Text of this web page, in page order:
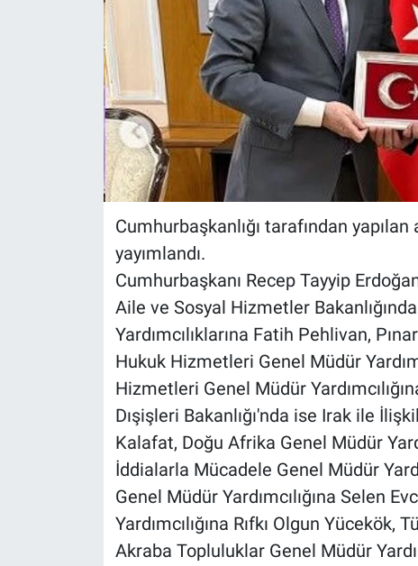
Cumhurbaşkanlığı tarafından
yayımlandı.
Cumhurbaşkanı Recep Tayyip
Aile ve Sosyal Hizmetler
Yardımcılıklarına Fatih Pehlivan,
Hukuk Hizmetleri Genel Müdür
Hizmetleri Genel Müdür
Dışişleri Bakanlığı'nda ise Irak ile
Kalafat, Doğu Afrika Genel Müdür
İddialarla Mücadele Genel Müdür
Genel Müdür Yardımcılığına Selen
Yardımcılığına Rıfkı Olgun Yücekök,
Akraba Topluluklar Genel Müdür
Magazin
Bilim ve Teknoloji